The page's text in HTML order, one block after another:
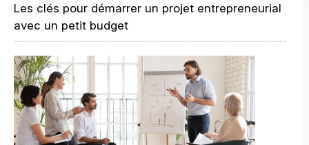
Les clés pour démarrer un projet entrepreneurial
avec un petit budget